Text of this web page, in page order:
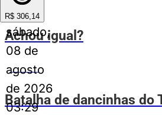
R$ 306,14
sábado,
08 de
agosto
de 2026
03:29
ESPIA AÍ
Achou igual?
ESPIA AÍ
Batalha de dancinhas do